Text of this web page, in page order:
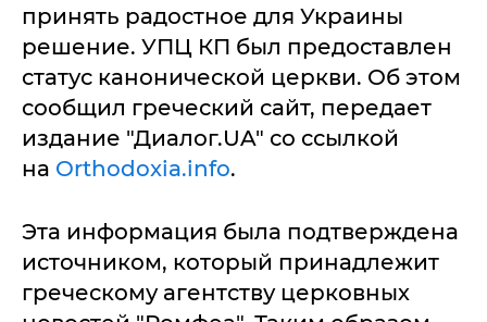
принять радостное для Украины
решение. УПЦ КП был предоставлен
статус канонической церкви. Об этом
сообщил греческий сайт, передает
издание "Диалог.UA" со ссылкой
на Orthodoxia.info.
Эта информация была подтверждена
источником, который принадлежит
греческому агентству церковных